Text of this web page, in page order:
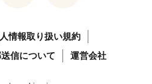
情報取り扱い規約
信について
運営会社